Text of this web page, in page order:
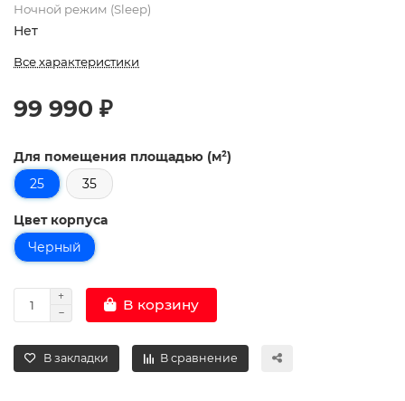
Ночной режим (Sleep)
Нет
Все характеристики
99 990 ₽
Для помещения площадью (м²)
25
35
Цвет корпуса
Черный
В корзину
В закладки В сравнение